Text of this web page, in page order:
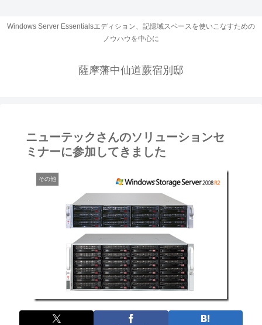
Windows Server Essentialsエディション、記憶域スペースを使いこなすための
ノウハウを中心に
薩摩藩中仙道蕨宿別邸
ニューテックさんのソリューションセ
ミナーに参加してきました
その他